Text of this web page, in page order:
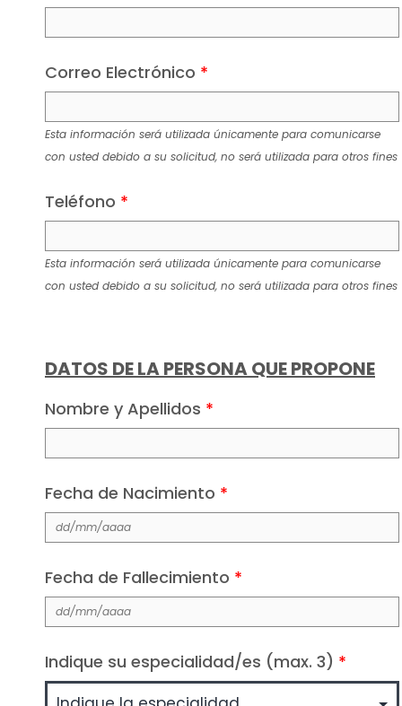
Correo Electrónico *
Esta información será utilizada únicamente para comunicarse
con usted debido a su solicitud, no será utilizada para otros fines
Teléfono *
Esta información será utilizada únicamente para comunicarse
con usted debido a su solicitud, no será utilizada para otros fines
DATOS DE LA PERSONA QUE PROPONE
Nombre y Apellidos *
Fecha de Nacimiento *
Fecha de Fallecimiento *
Indique su especialidad/es (max. 3) *